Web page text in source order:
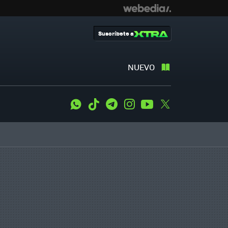
NUEVO
Suscríbete a
WhatsApp
Tiktok TelegramInstagramYoutube